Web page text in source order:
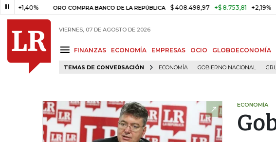
ORO COMPRA BANCO DE LA REPÚBLICA $ 408.498,97 +$ 8.753,81 +2,19%
VIERNES, 07 DE AGOSTO DE 2026
FINANZAS ECONOMÍA EMPRESAS OCIO GLOBOECONOMÍA
TEMAS DE CONVERSACIÓN ECONOMÍA GOBIERNO NACIONAL
ECONOMÍA